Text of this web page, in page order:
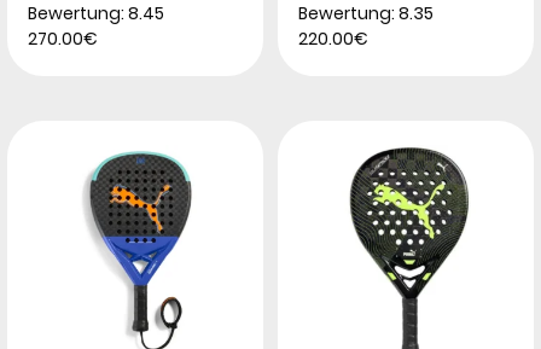
Bewertung: 8.45
270.00€
Bewertung: 8.35
220.00€